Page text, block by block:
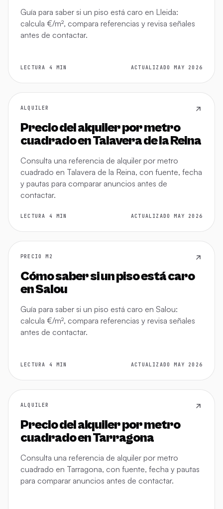
Guía para saber si un piso está caro en Lleida:
calcula €/m², compara referencias y revisa señales
antes de contactar.
LECTURA 4 MIN ACTUALIZADO MAY 2026
ALQUILER
Precio del alquiler por metro
cuadrado en Talavera de la Reina
Consulta una referencia de alquiler por metro
cuadrado en Talavera de la Reina, con fuente, fecha
y pautas para comparar anuncios antes de
contactar.
LECTURA 4 MIN ACTUALIZADO MAY 2026
PRECIO M2
Cómo saber si un piso está caro
en Salou
Guía para saber si un piso está caro en Salou:
calcula €/m², compara referencias y revisa señales
antes de contactar.
LECTURA 4 MIN ACTUALIZADO MAY 2026
ALQUILER
Precio del alquiler por metro
cuadrado en Tarragona
Consulta una referencia de alquiler por metro
cuadrado en Tarragona, con fuente, fecha y pautas
para comparar anuncios antes de contactar.